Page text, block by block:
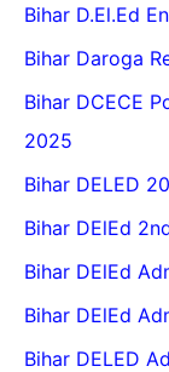
Bihar D.El.Ed
Bihar Daroga
Bihar DCECE
2025
Bihar DELED
Bihar DElEd
Bihar DElEd
Bihar DElEd
Bihar DELED